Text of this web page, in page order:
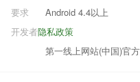
要求
Android 4.4以上
隐私政策
开发者
第一线上网站(中国)官